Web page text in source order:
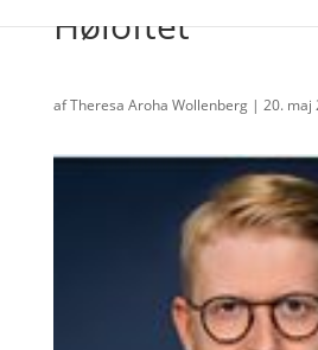
Høloftet
afTheresa Aroha Wollenberg| 20. maj